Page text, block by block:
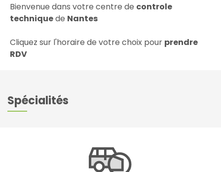
Bienvenue dans votre centre de controle
techniquede Nantes
Cliquez sur l'horaire de votre choix pour prendre
RDV
Spécialités